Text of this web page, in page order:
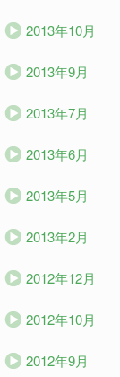
2013年10月
2013年9月
2013年7月
2013年6月
2013年5月
2013年2月
2012年12月
2012年10月
2012年9月